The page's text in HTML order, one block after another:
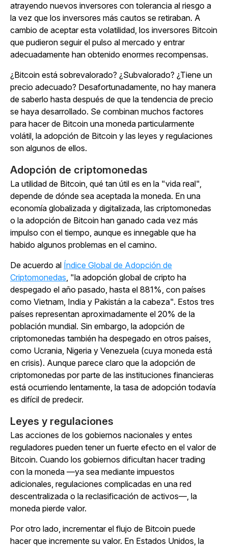
atrayendo nuevos inversores con tolerancia al riesgo a
la vez que los inversores más cautos se retiraban. A
cambio de aceptar esta volatilidad, los inversores Bitcoin
que pudieron seguir el pulso al mercado y entrar
adecuadamente han obtenido enormes recompensas.
¿Bitcoin está sobrevalorado? ¿Subvalorado? ¿Tiene un
precio adecuado? Desafortunadamente, no hay manera
de saberlo hasta después de que la tendencia de precio
se haya desarrollado. Se combinan muchos factores
para hacer de Bitcoin una moneda particularmente
volátil, la adopción de Bitcoin y las leyes y regulaciones
son algunos de ellos.
Adopción de criptomonedas
La utilidad de Bitcoin, qué tan útil es en la "vida real",
depende de dónde sea aceptada la moneda. En una
economía globalizada y digitalizada, las criptomonedas
o la adopción de Bitcoin han ganado cada vez más
impulso con el tiempo, aunque es innegable que ha
habido algunos problemas en el camino.
De acuerdo al Índice Global de Adopción de
Criptomonedas, "la adopción global de cripto ha
despegado el año pasado, hasta el 881%, con países
como Vietnam, India y Pakistán a la cabeza". Estos tres
países representan aproximadamente el 20% de la
población mundial. Sin embargo, la adopción de
criptomonedas también ha despegado en otros países,
como Ucrania, Nigeria y Venezuela (cuya moneda está
en crisis). Aunque parece claro que la adopción de
criptomonedas por parte de las instituciones financieras
está ocurriendo lentamente, la tasa de adopción todavía
es difícil de predecir.
Leyes y regulaciones
Las acciones de los gobiernos nacionales y entes
reguladores pueden tener un fuerte efecto en el valor de
Bitcoin. Cuando los gobiernos dificultan hacer trading
con la moneda —ya sea mediante impuestos
adicionales, regulaciones complicadas en una red
descentralizada o la reclasificación de activos—, la
moneda pierde valor.
Por otro lado, incrementar el flujo de Bitcoin puede
hacer que incremente su valor. En Estados Unidos, la